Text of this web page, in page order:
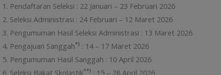
Pendaftaran Seleksi : 22 Januari – 23 Februari 2026
Seleksi Administrasi : 24 Februari – 12 Maret 2026
Pengumuman Hasil Seleksi Administrasi : 13 Maret 2026
Pengajuan Sanggah*) : 14 – 17 Maret 2026
Pengumuman Hasil Sanggah : 10 April 2026
Seleksi Bakat Skolastik**) : 15 – 28 April 2026